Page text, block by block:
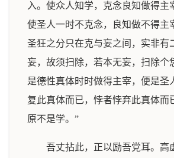
入。使众人知学，克念良知做得主
使圣人一时不克念，良知做不得主
圣狂之分只在克与妄之间，实非有
妄，故须扫除，若本无妄，扫除个
是德性真体时时做得主宰，便是圣
复此真体而已，悖者悖弃此真体而
原不是学。”
吾丈拈此，正以励吾党耳。高